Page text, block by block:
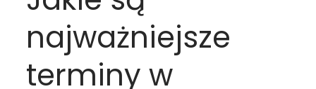
najważniejsze
terminy w